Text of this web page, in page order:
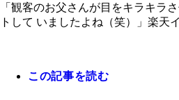
「観客のお父さんが目をキラキラ
トして いましたよね（笑）」楽天
この記事を読む